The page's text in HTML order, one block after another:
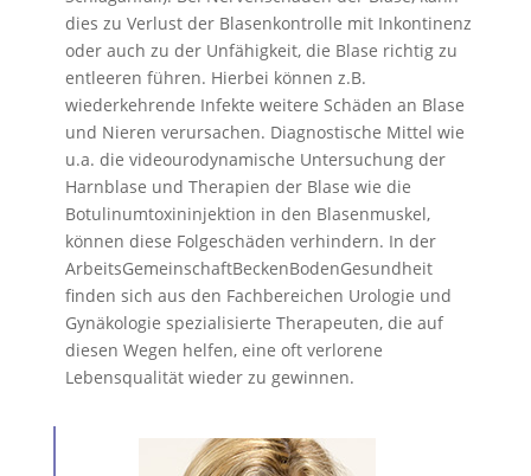
dies zu Verlust der Blasenkontrolle mit Inkontinenz
oder auch zu der Unfähigkeit, die Blase richtig zu
entleeren führen. Hierbei können z.B.
wiederkehrende Infekte weitere Schäden an Blase
und Nieren verursachen. Diagnostische Mittel wie
u.a. die videourodynamische Untersuchung der
Harnblase und Therapien der Blase wie die
Botulinumtoxininjektion in den Blasenmuskel,
können diese Folgeschäden verhindern. In der
ArbeitsGemeinschaftBeckenBodenGesundheit
finden sich aus den Fachbereichen Urologie und
Gynäkologie spezialisierte Therapeuten, die auf
diesen Wegen helfen, eine oft verlorene
Lebensqualität wieder zu gewinnen.